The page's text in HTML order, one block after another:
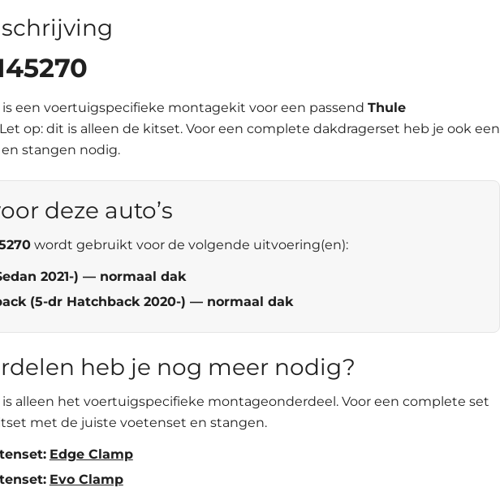
een voertuigspecifieke montagekit voor een passend Thule
op: dit is alleen de kitset. Voor een complete dakdragerset heb je ook een
stangen nodig.
deze auto’s
wordt gebruikt voor de volgende uitvoering(en):
2021-) — normaal dak
(5-dr Hatchback 2020-) — normaal dak
heb je nog meer nodig?
alleen het voertuigspecifieke montageonderdeel. Voor een complete set
met de juiste voetenset en stangen.
Edge Clamp
Evo Clamp